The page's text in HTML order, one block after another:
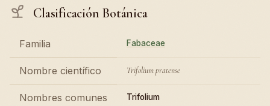
Clasificación Botánica
Familia Fabaceae
Nombre científico Trifolium pratense
Nombres comunes Trifolium